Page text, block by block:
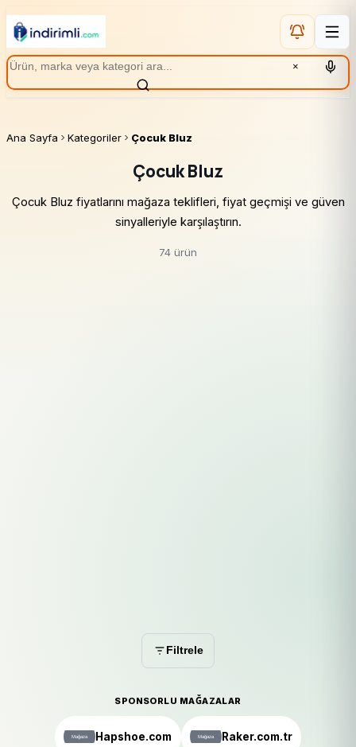
×
Ana Sayfa Kategoriler Çocuk Bluz
Çocuk Bluz
Çocuk Bluz fiyatlarını mağaza teklifleri, fiyat geçmişi ve güven
sinyalleriyle karşılaştırın.
74 ürün
Filtrele
SPONSORLU MAĞAZALAR
Hapshoe.com Raker.com.tr